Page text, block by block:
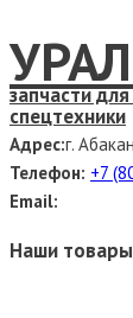
запчасти
спецтехники
Адрес:г.
Телефон: +7
Email:
Наши